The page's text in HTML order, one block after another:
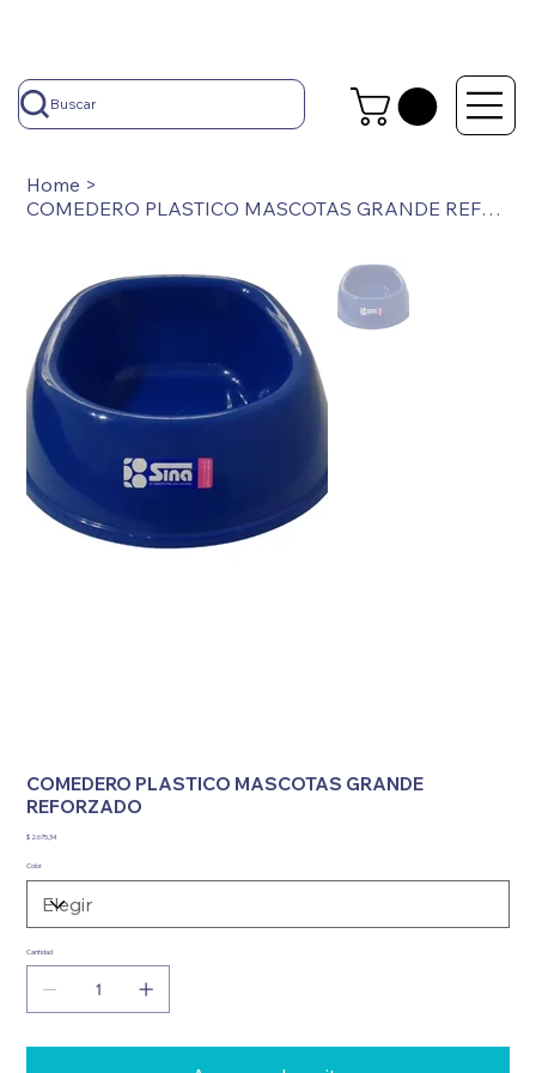
Buscar
Home >
COMEDERO PLASTICO MASCOTAS GRANDE REFORZADO
COMEDERO PLASTICO MASCOTAS GRANDE
REFORZADO
Precio
$ 2.675,34
Color
Cantidad